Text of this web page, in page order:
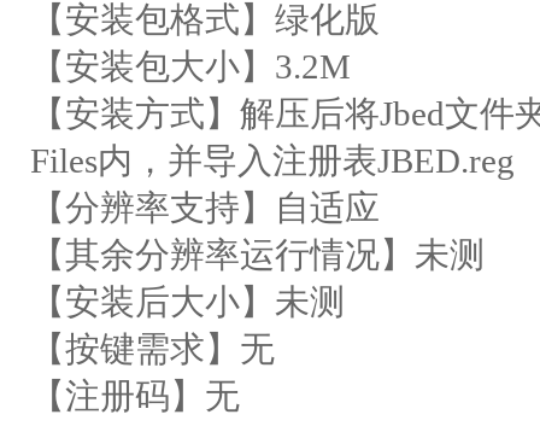
【安装包格式】绿化版
【安装包大小】3.2M
【安装方式】解压后将Jbed文件
Files内，并导入注册表JBED.reg
【分辨率支持】自适应
【其余分辨率运行情况】未测
【安装后大小】未测
【按键需求】无
【注册码】无